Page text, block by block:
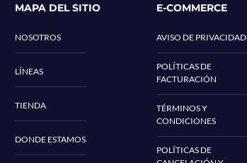
MAPA DEL SITIO
NOSOTROS
LÍNEAS
TIENDA
DONDE ESTAMOS
E-COMMERCE
AVISO DE PRIVACIDAD
POLÍTICAS DE
FACTURACIÓN
TÉRMINOS Y
CONDICIONES
POLÍTICAS DE